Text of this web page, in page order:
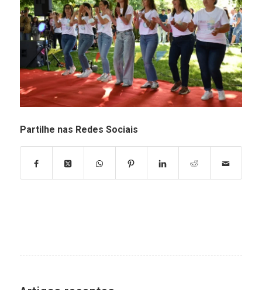
Partilhe nas Redes Sociais